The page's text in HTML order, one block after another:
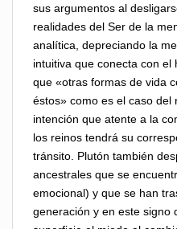
sus argumentos al
realidades del Ser de la
analítica, depreciando la
intuitiva que conecta con
que «otras formas de vida
éstos» como es el caso del
intención que atente a la
los reinos tendrá su
tránsito. Plutón también
ancestrales que se
emocional) y que se han
generación y en este signo